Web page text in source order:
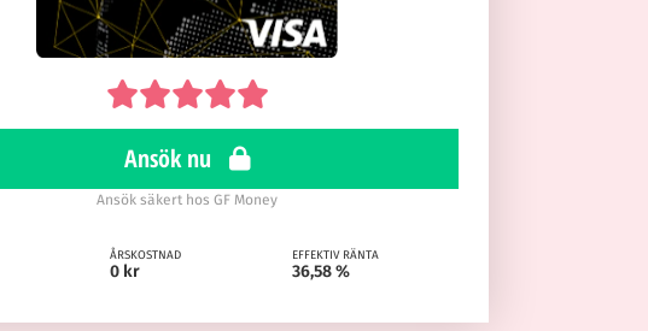
Ansök nu
Ansök säkert hos GF Money
ÅRSKOSTNAD
0 kr
EFFEKTIV RÄNTA
36,58 %